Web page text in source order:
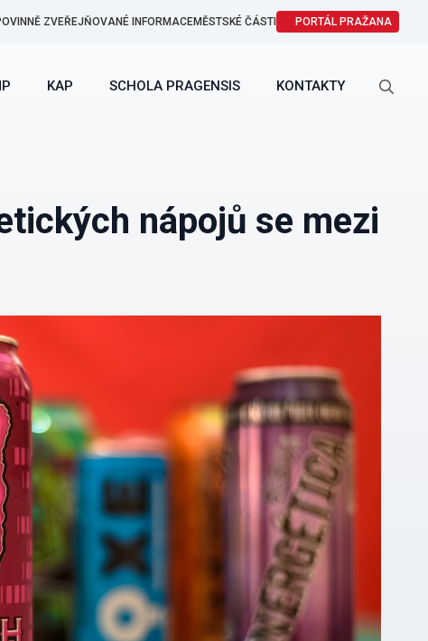
ZVEŘEJŇOVANÉ INFORMACEMĚSTSKÉ ČÁSTI PORTÁL PRAŽANA
KAP SCHOLA PRAGENSIS KONTAKTY
nápojů se mezi